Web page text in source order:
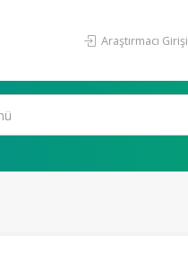
Araştırmacı Girişi